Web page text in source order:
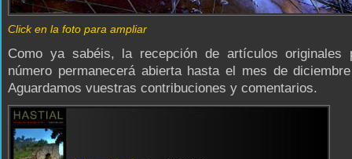
Click en la foto para ampliar
Como ya sabéis, la recepción de artículos originales
número permanecerá abierta hasta el mes de
Aguardamos vuestras contribuciones y comentarios.